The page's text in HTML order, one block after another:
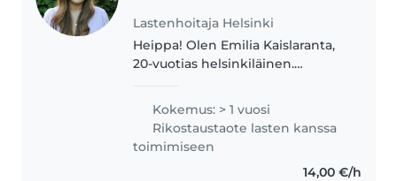
Lastenhoitaja Helsinki
Heippa! Olen Emilia Kaislaranta,
20-vuotias helsinkiläinen.
minulla on 2 vuoden kokemus
yläkoulun vaativan erityistuen
luokalla työskentelystä...
Kokemus: > 1 vuosi
Rikostaustaote lasten kanssa
toimimiseen
14,00 €/h